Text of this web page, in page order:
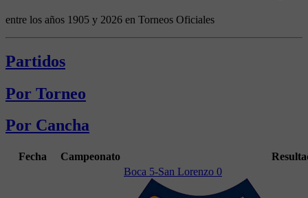
entre los años 1905 y 2026 en Torneos Oficiales
Partidos
Por Torneo
Por Cancha
Fecha Campeonato
Boca 5-San Lorenzo 0